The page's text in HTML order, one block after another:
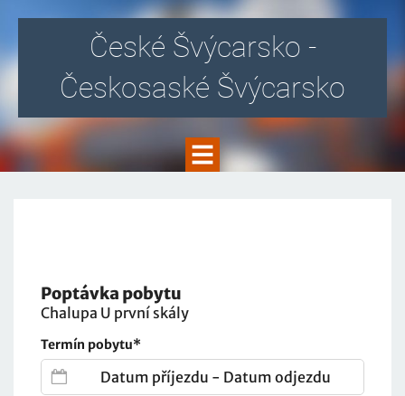
České Švýcarsko -
Českosaské Švýcarsko